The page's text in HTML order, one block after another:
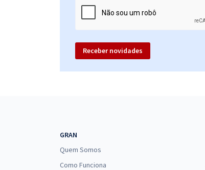
Receber novidades
GRAN
Quem Somos
Como Funciona